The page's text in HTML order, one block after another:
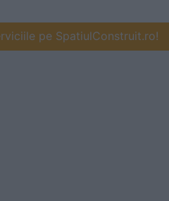
pe SpatiulConstruit.ro!